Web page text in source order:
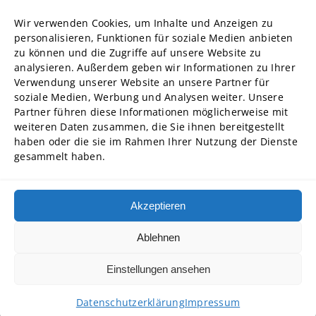
Wir verwenden Cookies, um Inhalte und Anzeigen zu
personalisieren, Funktionen für soziale Medien anbieten
zu können und die Zugriffe auf unsere Website zu
analysieren. Außerdem geben wir Informationen zu Ihrer
Verwendung unserer Website an unsere Partner für
soziale Medien, Werbung und Analysen weiter. Unsere
Partner führen diese Informationen möglicherweise mit
weiteren Daten zusammen, die Sie ihnen bereitgestellt
haben oder die sie im Rahmen Ihrer Nutzung der Dienste
gesammelt haben.
Akzeptieren
Ablehnen
Einstellungen ansehen
DatenschutzerklärungImpressum
Struktur und Organe
Stellenausschreibungen
Diversity Management
Hochschulpartner
ADG Business School an der Steinbeis-Hochschule GmbH
SBA | Management School der Steinbeis Hochschule
Steinbeis School of International Business and Entrepreneurship
(SIBE) GmbH
Steinbeis University – Schools of Next Practices GmbH